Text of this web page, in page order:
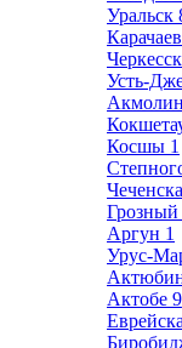
Уральск
Черкесск
Усть-
Косшы 1
Грозный
Аргун 1
Урус-
Актобе 9